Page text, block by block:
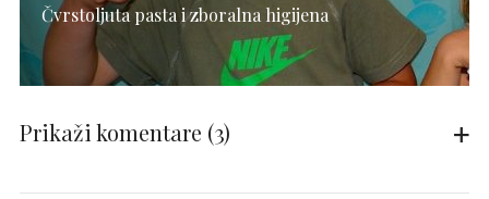
Čvrstoljuta pasta i zboralna higijena
Prikaži komentare (3)